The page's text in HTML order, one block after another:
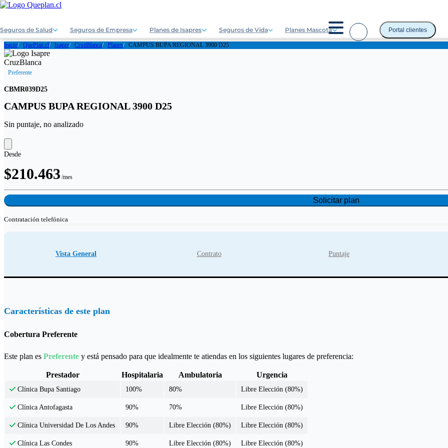
Seguros de Salud Seguros de Empresa Planes de Isapres Seguros de Vida Planes Mascota Portal clientes
Inicio QuePlan.cl Isapre CruzBlanca Planes CAMPUS BUPA REGIONAL 3900 D25
Preferente
CBMR039D25
CAMPUS BUPA REGIONAL 3900 D25
Sin puntaje, no analizado
Desde
$210.463 /mes
Solicitar plan
Contratación telefónica
Vista General Contrato Puntaje
Características de este plan
Cobertura Preferente
Este plan es Preferente y está pensado para que idealmente te atiendas en los siguientes lugares de preferencia:
Prestador Hospitalaria Ambulatoria Urgencia
Clínica Bupa Santiago 100% 80% Libre Elección (80%)
Clínica Antofagasta 90% 70% Libre Elección (80%)
Clínica Universidad De Los Andes 90% Libre Elección (80%) Libre Elección (80%)
Clínica Las Condes 90% Libre Elección (80%) Libre Elección (80%)